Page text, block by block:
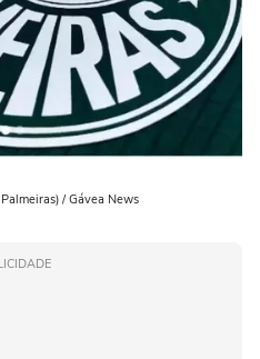
/ Gávea News